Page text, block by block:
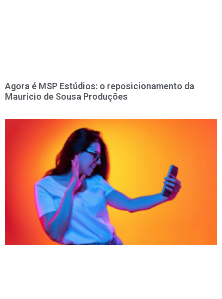
Agora é MSP Estúdios: o reposicionamento da
Maurício de Sousa Produções